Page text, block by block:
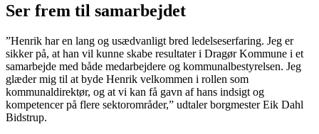
Ser frem til samarbejdet
”Henrik har en lang og usædvanligt bred ledelseserfaring. Jeg er
sikker på, at han vil kunne skabe resultater i Dragør Kommune i et
samarbejde med både medarbejdere og kommunalbestyrelsen. Jeg
glæder mig til at byde Henrik velkommen i rollen som
kommunaldirektør, og at vi kan få gavn af hans indsigt og
kompetencer på flere sektorområder,” udtaler borgmester Eik Dahl
Bidstrup.